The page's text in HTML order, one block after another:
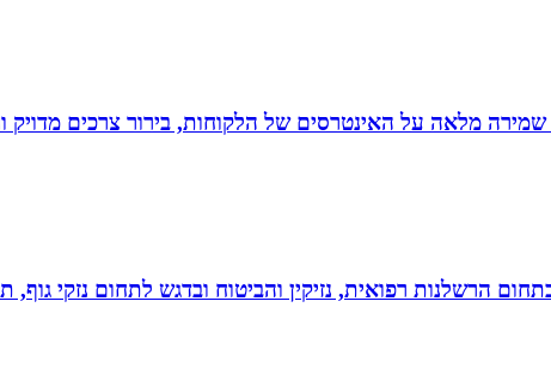
שמירה מלאה על האינטרסים של הלקוחות, בירור צרכים
הרשלנות רפואית, נזיקין והביטוח ובדגש לתחום נזקי